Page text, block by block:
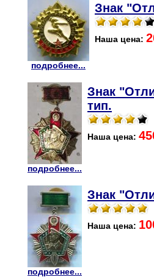
подробнее...
Знак
Наша цена:
подробнее...
Знак
тип.
Наша цена:
подробнее...
Знак
Наша цена: